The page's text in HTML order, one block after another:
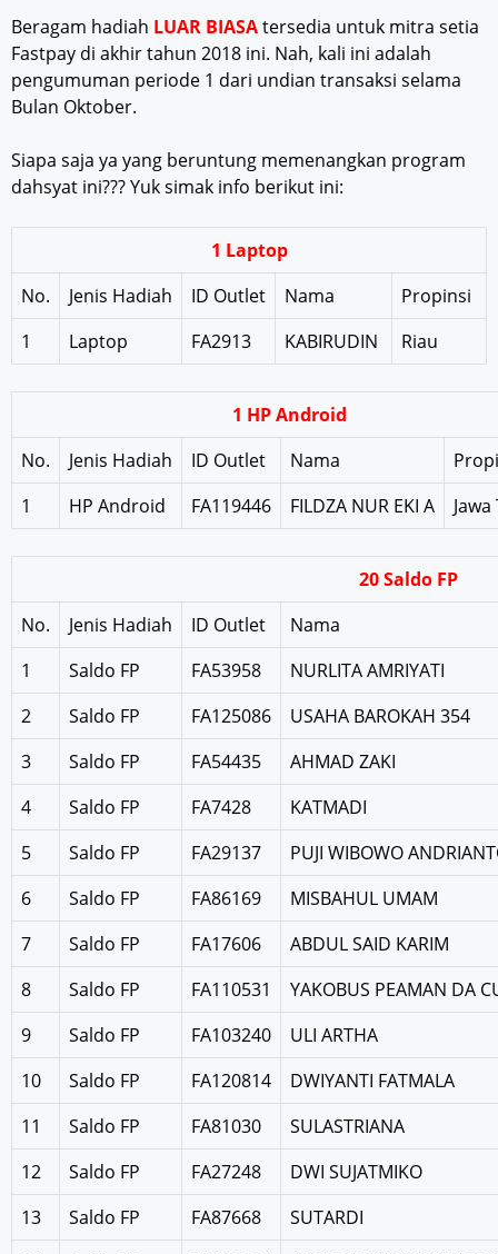
Beragam hadiah LUAR BIASAtersedia untuk mitra setia
Fastpay di akhir tahun 2018 ini. Nah, kali ini adalah
pengumuman periode 1 dari undian transaksi selama
Bulan Oktober.
Siapa saja ya yang beruntung memenangkan program
dahsyat ini??? Yuk simak info berikut ini:
1 Laptop
No.
Jenis Hadiah ID Outlet Nama
Propinsi
1
Laptop FA2913 KABIRUDIN Riau
1 HP Android
No.
Jenis Hadiah ID Outlet Nama
1
HP Android FA119446 FILDZA NUR EKI A
20 Saldo FP
No.
Jenis Hadiah ID Outlet
Nama
1
Saldo FP FA53958
NURLITA AMRIYATI
2
Saldo FP FA125086
USAHA BAROKAH 354
3
Saldo FP FA54435
AHMAD ZAKI
4
Saldo FP FA7428
KATMADI
5
Saldo FP FA29137
PUJI WIBOWO
6
Saldo FP FA86169
MISBAHUL UMAM
7
Saldo FP FA17606
ABDUL SAID KARIM
8
Saldo FP FA110531
YAKOBUS PEAMAN DA
9
Saldo FP FA103240
ULI ARTHA
10
Saldo FP FA120814
DWIYANTI FATMALA
11
Saldo FP FA81030
SULASTRIANA
12
Saldo FP FA27248
DWI SUJATMIKO
13
Saldo FP FA87668
SUTARDI